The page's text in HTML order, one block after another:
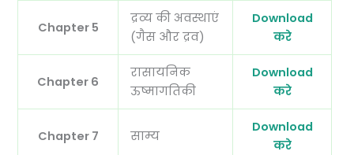
Chapter 5
द्रव्य की अवस्थाएं
(गैस और द्रव)
Download
करे
Chapter 6
रासायनिक
ऊष्मागतिकी
Download
करे
Chapter 7 साम्य
Download
करे